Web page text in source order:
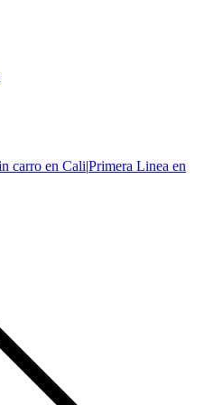
carro en Cali|Primera Linea en